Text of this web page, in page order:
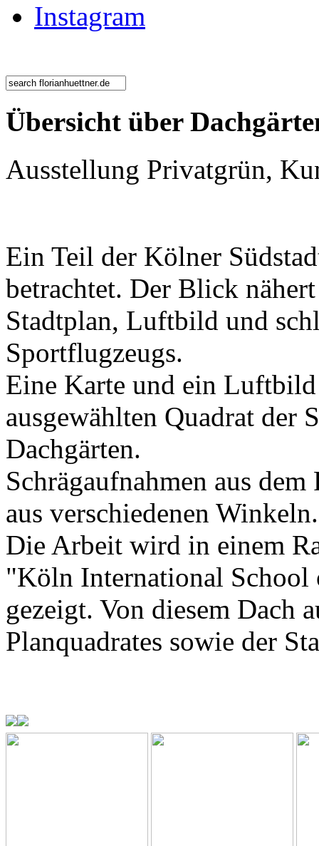
Instagram
Übersicht über
Ausstellung Privatgrün,
Ein Teil der Kölner
betrachtet. Der Blick
Stadtplan, Luftbild und
Sportflugzeugs.
Eine Karte und ein
ausgewählten Quadrat der
Dachgärten.
Schrägaufnahmen aus
aus verschiedenen Winkeln.
Die Arbeit wird in einem
"Köln International
gezeigt. Von diesem Dach
Planquadrates sowie der